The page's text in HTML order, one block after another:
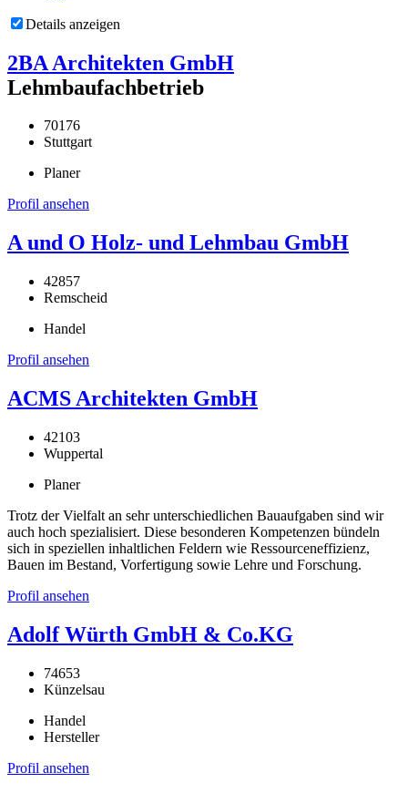
Details anzeigen
2BA Architekten GmbH
Lehmbaufachbetrieb
70176
Stuttgart
Planer
Profil ansehen
A und O Holz- und Lehmbau GmbH
42857
Remscheid
Handel
Profil ansehen
ACMS Architekten GmbH
42103
Wuppertal
Planer
Trotz der Vielfalt an sehr unterschiedlichen Bauaufgaben sind wir
auch hoch spezialisiert. Diese besonderen Kompetenzen bündeln
sich in speziellen inhaltlichen Feldern wie Ressourceneffizienz,
Bauen im Bestand, Vorfertigung sowie Lehre und Forschung.
Profil ansehen
Adolf Würth GmbH & Co.KG
74653
Künzelsau
Handel
Hersteller
Profil ansehen